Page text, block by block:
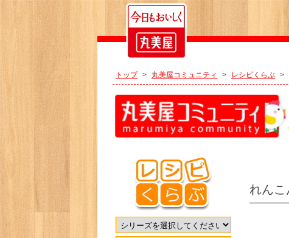
トップ > 丸美屋コミュニティ > レシピくらぶ >
れん